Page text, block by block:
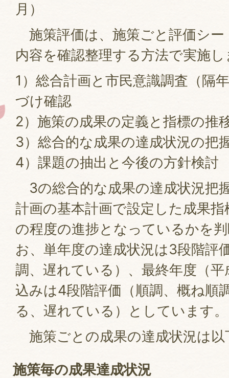
月）
施策評価は、施策ごと評価シー
内容を確認整理する方法で実施
1）総合計画と市民意識調査（隔
づけ確認
2）施策の成果の定義と指標の推
3）総合的な成果の達成状況の把
4）課題の抽出と今後の方針検討
3の総合的な成果の達成状況把
計画の基本計画で設定した成果
の程度の進捗となっているかを
お、単年度の達成状況は3段階評
調、遅れている）、最終年度（
込みは4段階評価（順調、概ね順
る、遅れている）としています。
施策ごとの成果の達成状況は
施策毎の成果達成状況